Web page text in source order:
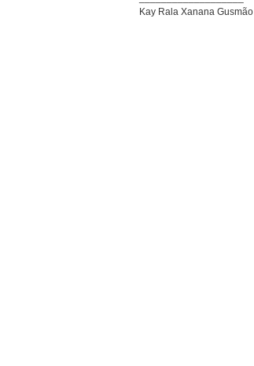
Kay Rala Xanana Gusmão